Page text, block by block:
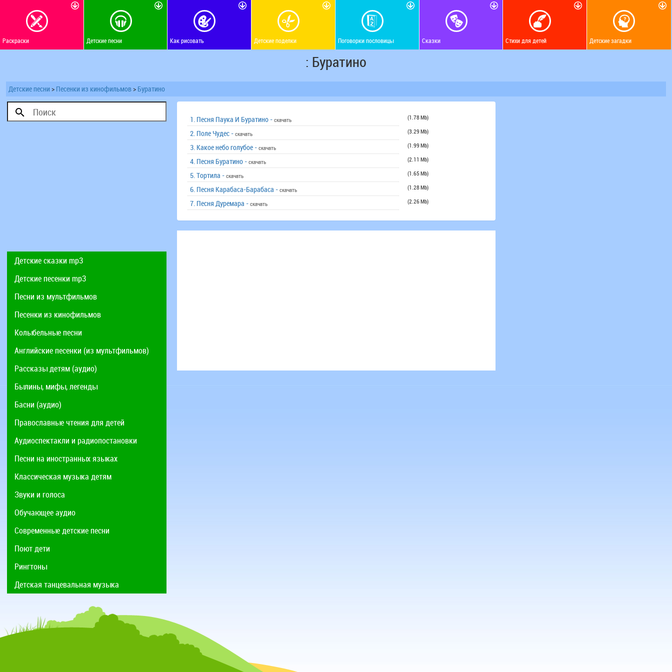
Раскраски Детские песни Как рисовать Детские поделки Поговорки пословицы Сказки Стихи для детей Детские загадки
: Буратино
Детские песни > Песенки из кинофильмов> Буратино
Детские сказки mp3
Детские песенки mp3
Песни из мультфильмов
Песенки из кинофильмов
Колыбельные песни
Английские песенки (из мультфильмов)
Рассказы детям (аудио)
Былины, мифы, легенды
Басни (аудио)
Православные чтения для детей
Аудиоспектакли и радиопостановки
Песни на иностранных языках
Классическая музыка детям
Звуки и голоса
Обучающее аудио
Современные детские песни
Поют дети
Рингтоны
Детская танцевальная музыка
1. Песня Паука И Буратино - скачать (1.78 Mb)
2. Поле Чудес - скачать (3.29 Mb)
3. Какое небо голубое - скачать (1.99 Mb)
4. Песня Буратино - скачать (2.11 Mb)
5. Тортила - скачать (1.65 Mb)
6. Песня Карабаса-Барабаса - скачать (1.28 Mb)
7. Песня Дуремара - скачать (2.26 Mb)